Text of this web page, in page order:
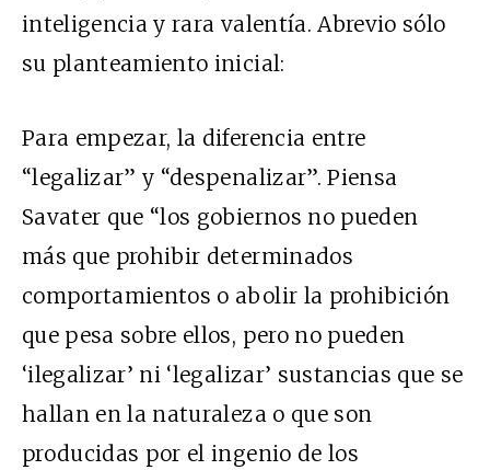
inteligencia y rara valentía. Abrevio sólo
su planteamiento inicial:
Para empezar, la diferencia entre
“legalizar” y “despenalizar”. Piensa
Savater que “los gobiernos no pueden
más que prohibir determinados
comportamientos o abolir la prohibición
que pesa sobre ellos, pero no pueden
‘ilegalizar’ ni ‘legalizar’ sustancias que se
hallan en la naturaleza o que son
producidas por el ingenio de los